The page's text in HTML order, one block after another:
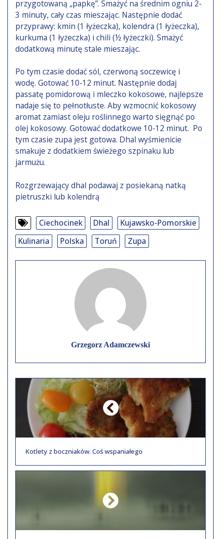
przygotowaną „papkę”. Smażyć na średnim ogniu 2-
3 minuty, cały czas mieszając. Następnie dodać
przyprawy: kmin (1 łyżeczka), kolendra (1 łyżeczka),
kurkuma (1 łyżeczka) i chili (½ łyżeczki). Smażyć
dodatkową minutę stale mieszając.
Po tym czasie dodać sól, czerwoną soczewicę i
wodę. Gotować 10-12 minut. Następnie dodaj
passatę pomidorową i mleczko kokosowe, najlepsze
nadaje się to pełnotłuste. Aby wzmocnić kokosowy
aromat zamiast oleju roślinnego warto sięgnąć po
olej kokosowy. Gotować dodatkowe 10-12 minut. Po
tym czasie zupa jest gotowa. Dhal wyśmienicie
smakuje z dodatkiem świeżego szpinaku lub
jarmużu.
Rozgrzewający dhal podawaj z posiekaną natką
pietruszki lub kolendrą
Ciechocinek Dhal
Kujawsko-Pomorskie
Kulinaria
Polska Toruń Zupa
Grzegorz Adamczewski
Kotlety z boczniaków. Coś wspaniałego